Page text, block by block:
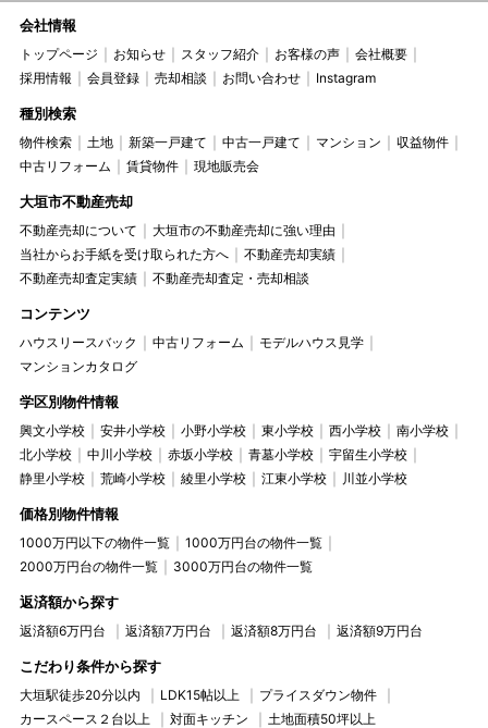
会社情報
トップページ お知らせ スタッフ紹介 お客様の声
会社概要
採用情報
会員登録 売却相談 お問い合わせ Instagram
種別検索
物件検索 土地 新築一戸建て 中古一戸建て マンション
収益物件
中古リフォーム
賃貸物件 現地販売会
大垣市不動産売却
不動産売却について
大垣市の不動産売却に強い理由
当社からお手紙を受け取られた方へ
不動産売却実績
不動産売却査定実績
不動産売却査定・売却相談
コンテンツ
ハウスリースバック 中古リフォーム
モデルハウス見学
マンションカタログ
学区別物件情報
興文小学校 安井小学校 小野小学校 東小学校 西小学校
南小学校
北小学校
中川小学校 赤坂小学校 青墓小学校
宇留生小学校
静里小学校
荒崎小学校 綾里小学校 江東小学校 川並小学校
価格別物件情報
1000万円以下の物件一覧
1000万円台の物件一覧
2000万円台の物件一覧
3000万円台の物件一覧
返済額から探す
返済額6万円台 返済額7万円台 返済額8万円台 返済額9万円台
こだわり条件から探す
大垣駅徒歩20分以内 LDK15帖以上
プライスダウン物件
カースペース２台以上
対面キッチン 土地面積50坪以上